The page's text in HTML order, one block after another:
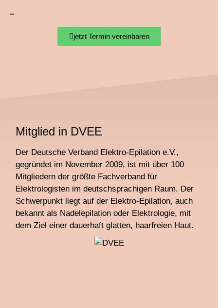
–
jetzt Termin vereinbaren
Mitglied in DVEE
Der Deutsche Verband Elektro-Epilation e.V.,
gegründet im November 2009, ist mit über 100
Mitgliedern der größte Fachverband für
Elektrologisten im deutschsprachigen Raum. Der
Schwerpunkt liegt auf der Elektro-Epilation, auch
bekannt als Nadelepilation oder Elektrologie, mit
dem Ziel einer dauerhaft glatten, haarfreien Haut.